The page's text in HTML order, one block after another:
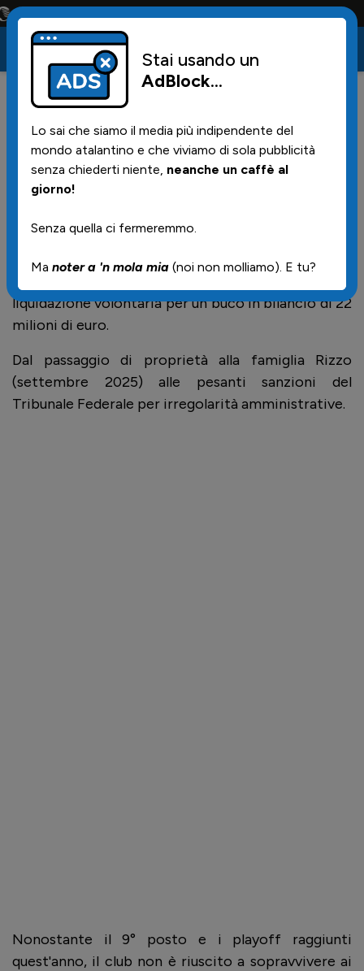
solo la maglia e solo i tifosi la portano tutta la vita
12/05/2026 | 16.12
La Ternana è fallita
Terni è andata deserta: nessuno ha presentato
liquidazione volontaria per un buco in bilancio di 22
milioni di euro.
Dal passaggio di proprietà alla famiglia Rizzo
(settembre 2025) alle pesanti sanzioni del
Tribunale Federale per irregolarità amministrative.
Nonostante il 9° posto e i playoff raggiunti
quest'anno, il club non è riuscito a sopravvivere ai
Stai usando un
AdBlock...
Lo sai che siamo il media più indipendente del
mondo atalantino e che viviamo di sola pubblicità
senza chiederti niente, neanche un caffè al
giorno!
Senza quella ci fermeremmo.
Ma noter a 'n mola mia (noi non molliamo). E tu?